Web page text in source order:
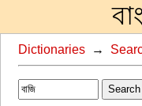
Dictionaries →
Search